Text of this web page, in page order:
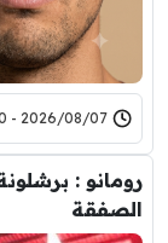
2026/08/07 - 18:00
رومانو :
الصفقة